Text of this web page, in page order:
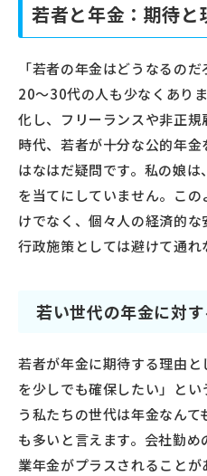
若者と年金：期待と
「若者の年金はどうなるの
20〜30代の人も少なくあり
化し、フリーランスや非正
時代、若者が十分な公的年金
はなはだ疑問です。私の娘
を当てにしていません。こ
けでなく、個々人の経済的な
行政施策としては避けて通れ
若い世代の年金に対
若者が年金に期待する理由
を少しでも確保したい」と
う私たちの世代は年金なん
も多いと言えます。会社勤
業年金がプラスされること